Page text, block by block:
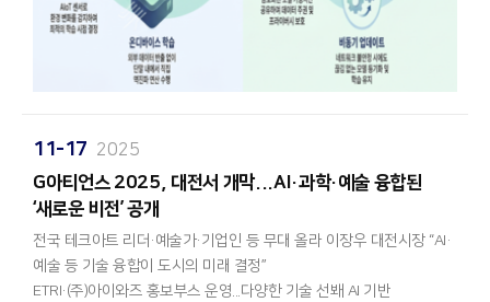
구축, 원활한 수집을 위한 캡차(Captcha) 해제 등 인증 우회 기술
2차년도: 영상·음성을 포함한 멀티모달 처리 구조 완성 및 방대한
데이터의 스트리밍 기반 실시간 처리 성능 최적화
유관기관 자동 신고 및 수사 연계 기능 최적화
이번 기술 개발을 통해 탐지-증거 수집-신고-수사 기관 연계로
이어지는 일련의 과정이 하나로 통합됨으로써, 마약 수사의
골든타임을 확보하고 실효성을 극대화할 수 있을 것으로 확신합니다.
아이와즈는 "은어와 위장 텍스트로 음성적으로 퍼져나가는 온라인
마약 광고를 차단하기 위해서는 다채널을 아우르는 능동적이고
아이와즈가 선보이는 '온디바이스 학습(On-Device Training)'의 혁신
이번에 개발하는 기술의 핵심은 서버 모델을 단말에 탑재해 '추론'만
수행하던 기존 온디바이스 AI의 한계를 뛰어넘는 것입니다.
글로벌 개인정보보호규정(GDPR)에 완벽히 대응하고 AI 서비스에 대한
신뢰도를 획기적으로 높일 수 있습니다.
파괴적 망각 방지 및 연속적 학습: 새로운 데이터를 학습할 때 기존
지식을 잊어버리는 '파괴적 망각(Catastrophic Forgetting)' 현상을
방지하는 점진적·연속적 학습 원천 기술을 개발합니다.
11-17 2025
​G아티언스 2025, 대전서 개막...AI·과학·예술 융합된
‘새로운 비전’ 공개
전국 테크아트 리더·예술가·기업인 등 무대 올라 이장우 대전시장 “AI·
예술 등 기술 융합이 도시의 미래 결정”
ETRI·(주)아이와즈 홍보부스 운영...다양한 기술 선봬 AI 기반